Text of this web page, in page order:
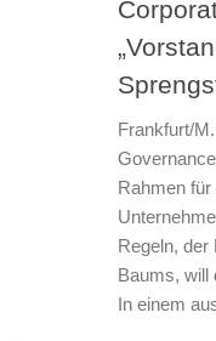
Frankfurt/
Rahmen
Regeln, der
Baums, will
In einem